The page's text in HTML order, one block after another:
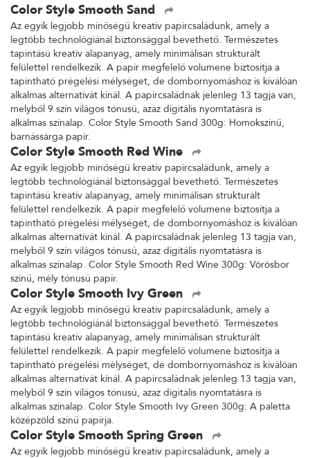
Color Style Smooth Sand
Az egyik legjobb minőségű kreatív papírcsaládunk, amely a
legtöbb technológiánál biztonsággal bevethető. Természetes
tapintású kreatív alapanyag, amely minimálisan strukturált
felülettel rendelkezik. A papír megfelelő volumene biztosítja a
tapintható prégelési mélységet, de dombornyomáshoz is kiválóan
alkalmas alternatívát kínál. A papírcsaládnak jelenleg 13 tagja van,
melyből 9 szín világos tónusú, azaz digitális nyomtatásra is
alkalmas színalap. Color Style Smooth Sand 300g: Homokszínű,
barnássárga papír.
Color Style Smooth Red Wine
Az egyik legjobb minőségű kreatív papírcsaládunk, amely a
legtöbb technológiánál biztonsággal bevethető. Természetes
tapintású kreatív alapanyag, amely minimálisan strukturált
felülettel rendelkezik. A papír megfelelő volumene biztosítja a
tapintható prégelési mélységet, de dombornyomáshoz is kiválóan
alkalmas alternatívát kínál. A papírcsaládnak jelenleg 13 tagja van,
melyből 9 szín világos tónusú, azaz digitális nyomtatásra is
alkalmas színalap. Color Style Smooth Red Wine 300g: Vörösbor
színű, mély tónusú papír.
Color Style Smooth Ivy Green
Az egyik legjobb minőségű kreatív papírcsaládunk, amely a
legtöbb technológiánál biztonsággal bevethető. Természetes
tapintású kreatív alapanyag, amely minimálisan strukturált
felülettel rendelkezik. A papír megfelelő volumene biztosítja a
tapintható prégelési mélységet, de dombornyomáshoz is kiválóan
alkalmas alternatívát kínál. A papírcsaládnak jelenleg 13 tagja van,
melyből 9 szín világos tónusú, azaz digitális nyomtatásra is
alkalmas színalap. Color Style Smooth Ivy Green 300g: A paletta
középzöld színű papírja.
Color Style Smooth Spring Green
Az egyik legjobb minőségű kreatív papírcsaládunk, amely a